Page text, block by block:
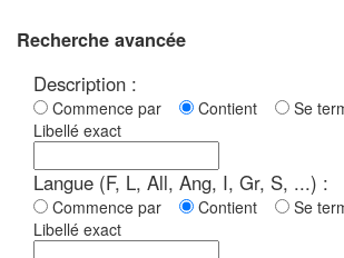
Recherche avancée
Description :
Commence par Contient
Se
Libellé exact
Langue (F, L, All, Ang, I, Gr, S, ...) :
Commence par Contient
Se
Libellé exact